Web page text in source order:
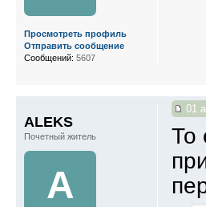
Просмотреть профиль
Отправить сообщение
Сообщений: 5607
01
То
ALEKS
Почетный житель
A